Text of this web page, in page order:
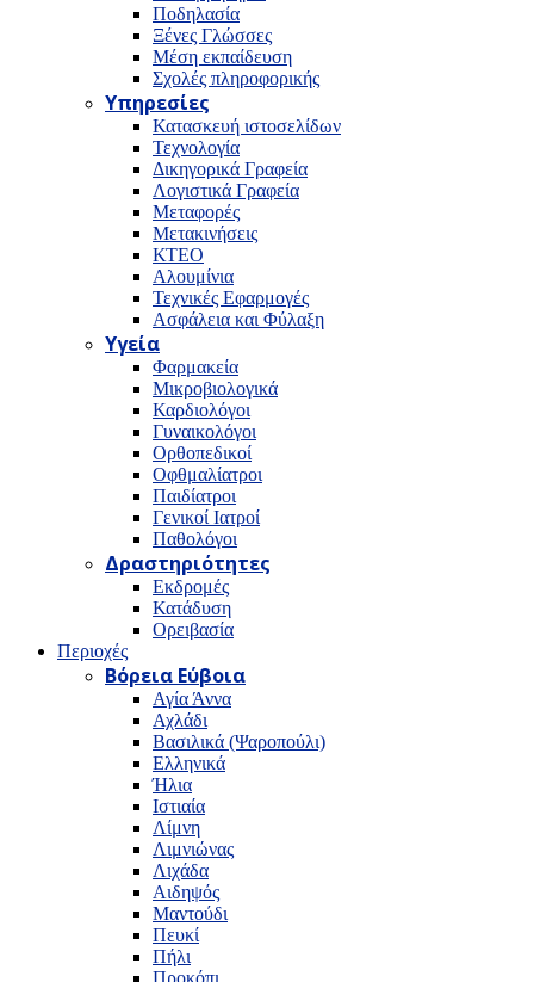
Ποδηλασία
Ξένες Γλώσσες
Μέση εκπαίδευση
Σχολές πληροφορικής
Υπηρεσίες
Κατασκευή ιστοσελίδων
Τεχνολογία
Δικηγορικά Γραφεία
Λογιστικά Γραφεία
Μεταφορές
Μετακινήσεις
ΚΤΕΟ
Αλουμίνια
Τεχνικές Εφαρμογές
Ασφάλεια και Φύλαξη
Υγεία
Φαρμακεία
Μικροβιολογικά
Καρδιολόγοι
Γυναικολόγοι
Ορθοπεδικοί
Οφθμαλίατροι
Παιδίατροι
Γενικοί Ιατροί
Παθολόγοι
Δραστηριότητες
Εκδρομές
Κατάδυση
Ορειβασία
Περιοχές
Βόρεια Εύβοια
Αγία Άννα
Αχλάδι
Βασιλικά (Ψαροπούλι)
Ελληνικά
Ήλια
Ιστιαία
Λίμνη
Λιμνιώνας
Λιχάδα
Αιδηψός
Μαντούδι
Πευκί
Πήλι